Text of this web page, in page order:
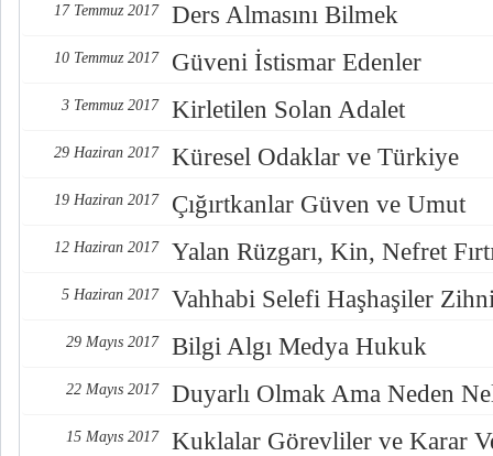
17 Temmuz 2017 Ders Almasını Bilmek
10 Temmuz 2017 Güveni İstismar Edenler
3 Temmuz 2017 Kirletilen Solan Adalet
29 Haziran 2017 Küresel Odaklar ve Türkiye
19 Haziran 2017 Çığırtkanlar Güven ve Umut
12 Haziran 2017 Yalan Rüzgarı, Kin, Nefret
5 Haziran 2017 Vahhabi Selefi Haşhaşiler
29 Mayıs 2017 Bilgi Algı Medya Hukuk
22 Mayıs 2017 Duyarlı Olmak Ama Neden
15 Mayıs 2017 Kuklalar Görevliler ve Karar